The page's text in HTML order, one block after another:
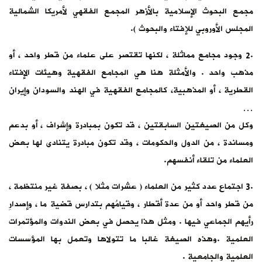
مجمع البحوث الإسلامية بالأزهر المجمع الفقهي لأمريكا الشمالية
المجلس الأوروبي للإفتاء والبحوث ).
.2 وجود مجامع مماثلة ، لكنها تقتصر على علماء من قطر واحد ، أو
مذهب واحد . والأمثلة هنا هي المجامع الفقهية وهيئات الإفتاء
القطرية ، أو المذهبية، كالمجامع الفقهية في الهند والسودان وإيران
…
وكل من الصيغتين السابقتين ، قد تكون بمبادرة وإشراف ، أو بدعم
ومساندة ، من الدول والحكومات ، وقد تكون مبادرة يتنادى لها بعض
العلماء من تلقاء أنفسهم.
.3 اجتماع عدد كثير من العلماء ( عشرات مثلا ) ، بصفة غير منتظمة ،
من قطر واحد أو من عدة أقطار ، وقيامُهم بتدارس قضية ما ، وإصدارِ
رأيهم الجماعي فيها . ومثل هذا يحصل في بعض الندوات والمؤتمرات
العلمية .وهذه الصيغة غالبا ما تتولاها وتعمل بها المؤسسات
العلمية والجامعية .